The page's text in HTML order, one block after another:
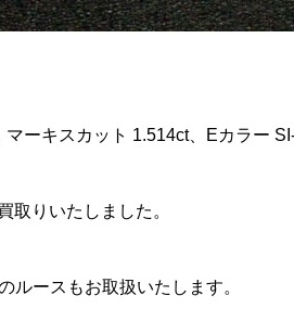
ーキスカット 1.514ct、Eカラー
取りいたしました。
ルースもお取扱いたします。